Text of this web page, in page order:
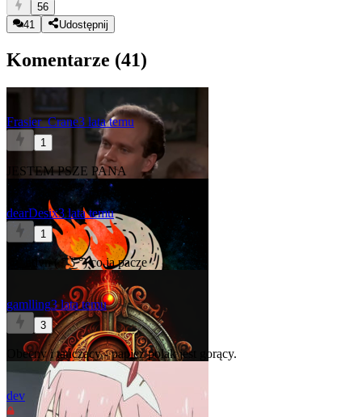
56
41
Udostępnij
Komentarze (41)
Frasier_Crane3 lata temu
1
JESTEM PSZE PANA
dearDesix3 lata temu
1
@_hdvn ( ͡° ͜ʖ ͡°) co ja pacze
gamlling3 lata temu
3
Obecny i tańczący - papież polak jest gorący.
dev